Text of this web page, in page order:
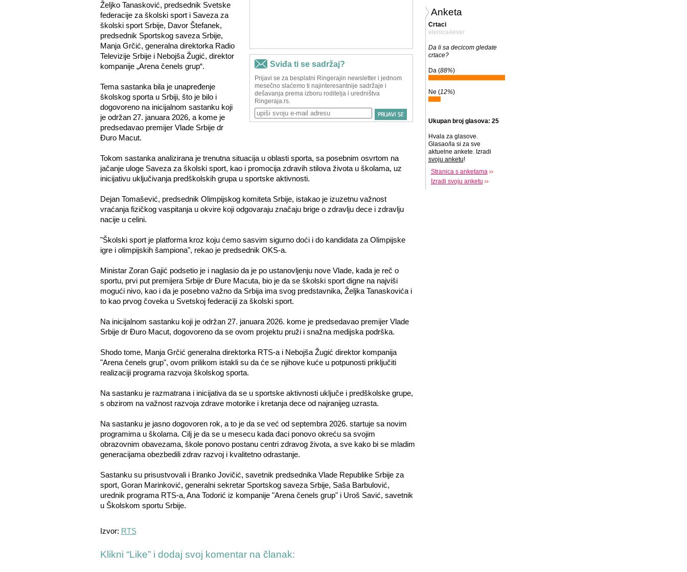
Željko Tanasković, predsednik Svetske
federacije za školski sport i Saveza za
školski sport Srbije, Davor Štefanek,
predsednik Sportskog saveza Srbije,
Manja Grčić, generalna direktorka Radio
Televizije Srbije i Nebojša Žugić, direktor
kompanije „Arena čenels grup“.
Tema sastanka bila je unapređenje
školskog sporta u Srbiji, što je bilo i
dogovoreno na inicijalnom sastanku koji
je održan 27. januara 2026, a kome je
predsedavao premijer Vlade Srbije dr
Đuro Macut.
Tokom sastanka analizirana je trenutna situacija u oblasti sporta, sa posebnim osvrtom na
jačanje uloge Saveza za školski sport, kao i promocija zdravih stilova života u školama, uz
inicijativu uključivanja predškolskih grupa u sportske aktivnosti.
Dejan Tomašević, predsednik Olimpijskog komiteta Srbije, istakao je izuzetnu važnost
vraćanja fizičkog vaspitanja u okvire koji odgovaraju značaju brige o zdravlju dece i zdravlju
nacije u celini.
"Školski sport je platforma kroz koju ćemo sasvim sigurno doći i do kandidata za Olimpijske
igre i olimpijskih šampiona", rekao je predsednik OKS-a.
Ministar Zoran Gajić podsetio je i naglasio da je po ustanovljenju nove Vlade, kada je reč o
sportu, prvi put premijera Srbije dr Đure Macuta, bio je da se školski sport digne na najviši
mogući nivo, kao i da je posebno važno da Srbija ima svog predstavnika, Željka Tanaskovića i
to kao prvog čoveka u Svetskoj federaciji za školski sport.
Na inicijalnom sastanku koji je održan 27. januara 2026. kome je predsedavao premijer Vlade
Srbije dr Đuro Macut, dogovoreno da se ovom projektu pruži i snažna medijska podrška.
Shodo tome, Manja Grčić generalna direktorka RTS-a i Nebojša Žugić direktor kompanija
"Arena čenels grup", ovom prilikom istakli su da će se njihove kuće u potpunosti priključiti
realizaciji programa razvoja školskog sporta.
Na sastanku je razmatrana i inicijativa da se u sportske aktivnosti uključe i predškolske grupe,
s obzirom na važnost razvoja zdrave motorike i kretanja dece od najranijeg uzrasta.
Na sastanku je jasno dogovoren rok, a to je da se već od septembra 2026. startuje sa novim
programima u školama. Cilj je da se u mesecu kada đaci ponovo okreću sa svojim
obrazovnim obavezama, škole ponovo postanu centri zdravog života, a sve kako bi se mladim
generacijama obezbedili zdrav razvoj i kvalitetno odrastanje.
Sastanku su prisustvovali i Branko Jovičić, savetnik predsednika Vlade Republike Srbije za
sport, Goran Marinković, generalni sekretar Sportskog saveza Srbije, Saša Barbulović,
urednik programa RTS-a, Ana Todorić iz kompanije "Arena čenels grup" i Uroš Savić, savetnik
u Školskom sportu Srbije.
Izvor: RTS
Klikni “Like” i dodaj svoj komentar na članak:
Anketa
Crtaci
elenica4ever
Da li sa decicom gledate
crtace?
Da (88%)
Ne (12%)
Ukupan broj glasova: 25
Hvala za glasove.
Glasao/la si za sve
aktuelne ankete. Izradi
svoju anketu!
Stranica s anketama
Izradi svoju anketu